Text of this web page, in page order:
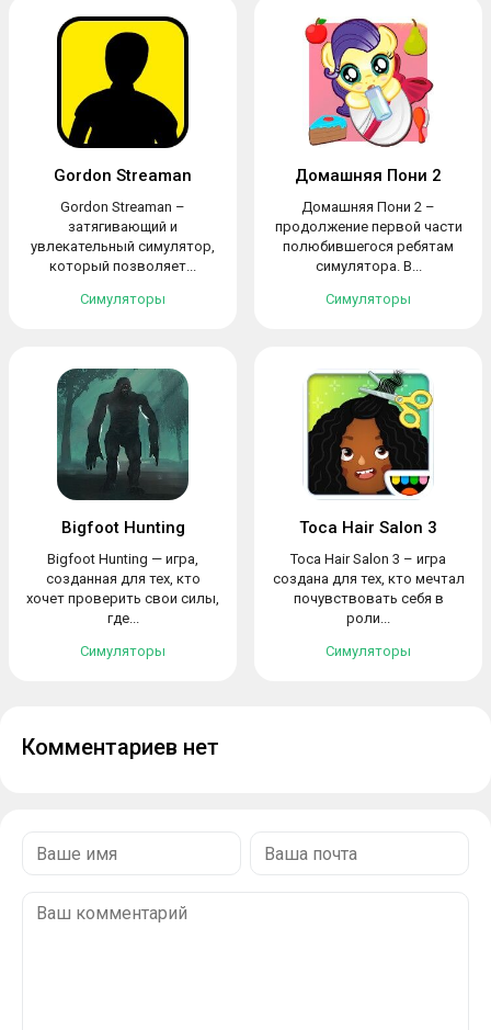
Gordon Streaman
Gordon Streaman –
затягивающий и
увлекательный симулятор,
который позволяет...
Симуляторы
Домашняя Пони 2
Домашняя Пони 2 –
продолжение первой части
полюбившегося ребятам
симулятора. В...
Симуляторы
Bigfoot Hunting
Bigfoot Hunting — игра,
созданная для тех, кто
хочет проверить свои силы,
где...
Симуляторы
Toca Hair Salon 3
Toca Hair Salon 3 – игра
создана для тех, кто мечтал
почувствовать себя в
роли...
Симуляторы
Комментариев нет